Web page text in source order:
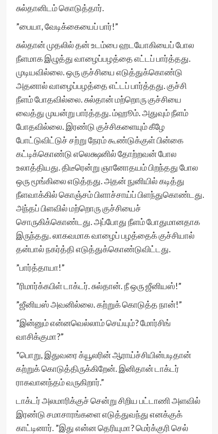
சுல்தானிடம் கொடுத்தார்.
”பையா, வேடிக்கையைப் பார்!”
சுல்தான் முதலில் தன் உடம்பை ஹடயோகியைப் போல
நீளமாக இழுத்து வாழைப்பழத்தை எட்டப் பார்த்தது.
முடியவில்லை. ஒரு குச்சியை எடுத்துக்கொண்டு
அதனால் வாழைப்பழத்தை எட்டப் பார்த்தது. குச்சி
நீளம் போதவில்லை. சுல்தான் மற்றொரு குச்சியை
வைத்து முயன்று பார்த்தது. ம்ஹூம். அதுவும் நீளம்
போதவில்லை. இரண்டு குச்சிகளையும் கீழே
போட்டுவிட்டுச் சற்று நேரம் கூண்டுக்குள் பின்கை
கட்டிக்கொண்டு எலெக்ஷனில் தோற்றவன் போல
உலாத்தியது. திடீரென்று ஞானோதயம் பிறந்தது போல
ஒரு மூங்கிலை எடுத்தது. அதன் நுனியில் கடித்து
நீளவாக்கில் கொஞ்சம் பிளாச்சாய்ப் பிளந்துகொண்டது.
அந்தப் பிளவில் மற்றொரு குச்சியைச்
சொருகிக்கொண்டது. அப்போது நீளம் போதுமானதாக
இருந்தது. லாகவமாக வாழைப் பழத்தைக் குச்சியால்
தன்பால் நகர்த்தி எடுத்துக்கொண்டுவிட்டது.
”பார்த்தாயா!”
”ரிமார்க்கபிள் டாக்டர். சுல்தான். நீ ஒரு ஜீனியஸ்!”
”ஜீனியஸ் அவனில்லை. கற்றுக் கொடுத்த நான்!”
”இன்னும் என்னவெல்லாம் செய்யும்? மோர்சிங்
வாசிக்குமா?”
”பொறு, இதுவரை க்யூலரின் ஆராய்ச்சியின்படிதான்
கற்றுக் கொடுத்திருக்கிறேன். இனிதான் டாக்டர்
ராகவானந்தம் வருகிறார்.”
டாக்டர் அலமாரிக்குச் சென்று சிறிய பட்டாணி அளவில்
இரண்டு சமாசாரங்களை எடுத்துவந்து எனக்குக்
காட்டினார். ”இது என்ன தெரியுமா? மெர்க்குரி செல்